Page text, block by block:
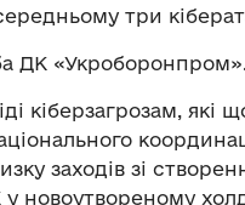
три
ДК
кіберзагрозам, які
заходів зі
новоутвореному